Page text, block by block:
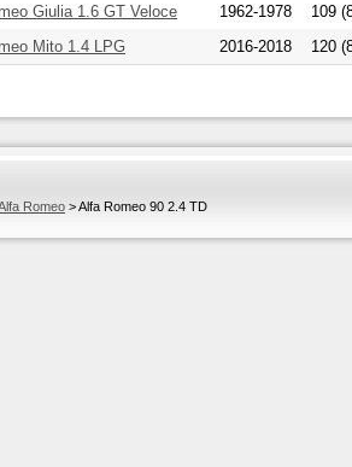
Giulia 1.6 GT Veloce 1962-1978
109
Mito 1.4 LPG 2016-2018 120
Romeo >Alfa Romeo 90 2.4 TD